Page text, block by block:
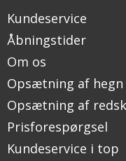
Kundeservice
Åbningstider
Om os
Opsætning af hegn
Opsætning af
Prisforespørgsel
Kundeservice i top